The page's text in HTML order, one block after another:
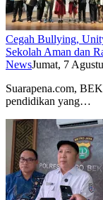
Cegah Bullying,
Sekolah Aman dan
NewsJumat, 7
Suarapena.com,
pendidikan yang…